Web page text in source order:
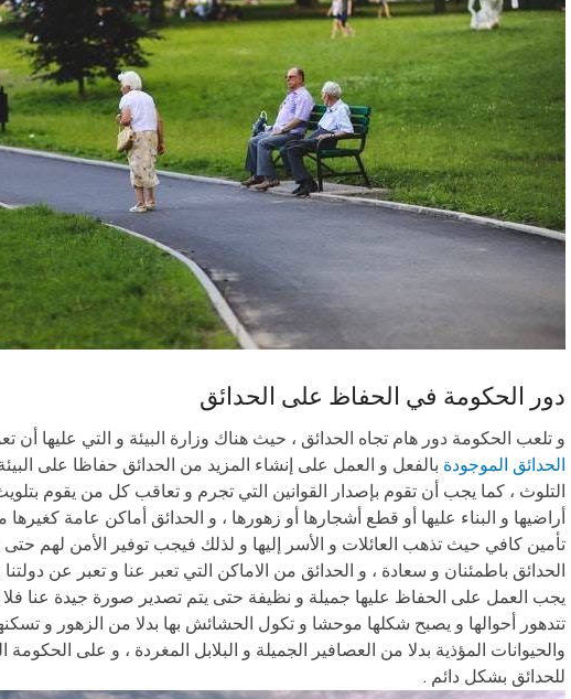
دور الحكومة في الحفاظ على الحدائق
و تلعب الحكومة دور هام تجاه الحدائق ، حيث هناك وزارة البيئة و التي عليها
الحدائق الموجودة بالفعل و العمل على إنشاء المزيد من الحدائق حفاظا على
التلوث ، كما يجب أن تقوم بإصدار القوانين التي تجرم و تعاقب كل من يقوم
أراضيها و البناء عليها أو قطع أشجارها أو زهورها ، و الحدائق أماكن عامة
تأمين كافي حيث تذهب العائلات و الأسر إليها و لذلك فيجب توفير الأمن لهم
الحدائق باطمئنان و سعادة ، و الحدائق من الاماكن التي تعبر عنا و تعبر عن
يجب العمل على الحفاظ عليها جميلة و نظيفة حتى يتم تصدير صورة جيدة عنا
تتدهور أحوالها و يصبح شكلها موحشا و تكول الحشائش بها بدلا من الزهور و
والحيوانات المؤذية بدلا من العصافير الجميلة و البلابل المغردة ، و على
للحدائق بشكل دائم .